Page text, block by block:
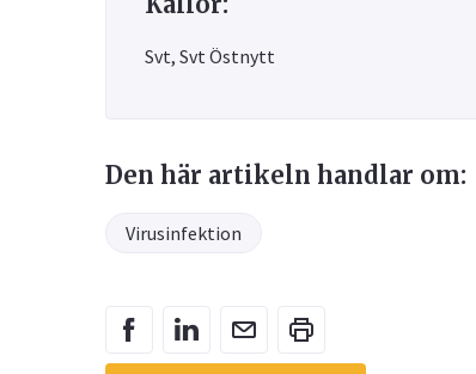
Svt, Svt Östnytt
Den här artikeln handlar om:
Virusinfektion